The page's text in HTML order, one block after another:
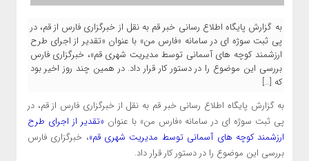
به گزارش پایگاه اطلاع رسانی خبر قم به نقل از خبرگزاری فارس از قم، در
پی ثبت سوژه ای در سامانه «فارس من» با عنوان «تقدیر از اجرای طرح
ارزشمند کوچه های آسمانی توسط مدیریت شهری قم»، خبرگزاری فارس
بررسی این موضوع را در دستور کار قرار داد. در همین چند روز اخیر بود
که […]
به گزارش پایگاه اطلاع رسانی خبر قم به نقل از خبرگزاری فارس از قم، در
پی ثبت سوژه ای در سامانه «فارس من» با عنوان «تقدیر از اجرای طرح
ارزشمند کوچه های آسمانی توسط مدیریت شهری قم»، خبرگزاری فارس
بررسی این موضوع را در دستور کار قرار داد.